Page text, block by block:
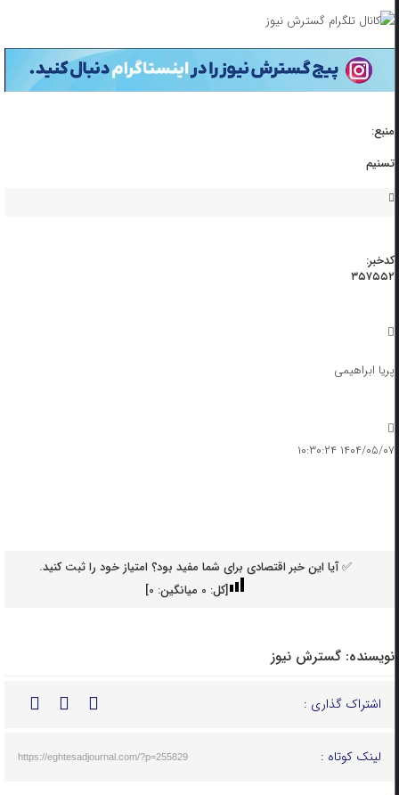
منبع:
تسنیم
کدخبر:
۳۵۷۵۵۲
پریا ابراهیمی
۱۴۰۴/۰۵/۰۷ ۱۰:۳۰:۲۴
✅ آیا این خبر اقتصادی برای شما مفید بود؟ امتیاز خود را ثبت کنید.
[کل: 0میانگین: 0
]
نویسنده: گسترش نیوز
اشتراک گذاری :
لینک کوتاه : https://eghtesadjournal.com/?p=255829